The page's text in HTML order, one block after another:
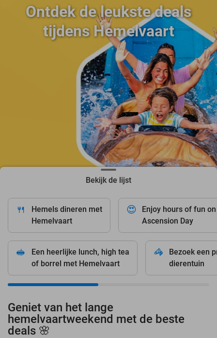
Ontdek de leukste deals
tijdens Hemelvaart
Bekijk de lijst
🍴
Hemels dineren met
Hemelvaart
😍
Enjoy hours of fun on
Ascension Day
🥪
Een heerlijke lunch, high tea
of borrel met Hemelvaart
🦓
Bezoek een
dierentuin
Geniet van het lange
hemelvaartweekend met de beste
deals 🌸